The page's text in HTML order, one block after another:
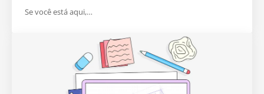
Se você está aqui,…